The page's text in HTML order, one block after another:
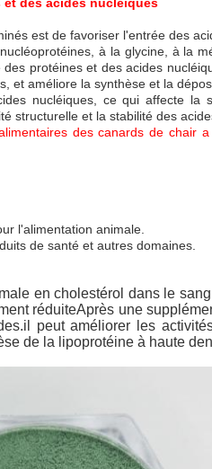
est de favoriser l'entrée des
à la glycine, à la
protéines et des acides
et améliore la synthèse et la
nucléiques, ce qui affecte la
structurelle et la stabilité des
des canards de chair
l'alimentation animale.
de santé et autres domaines.
en cholestérol dans le
réduiteAprès une
peut améliorer les
de la lipoprotéine à haute